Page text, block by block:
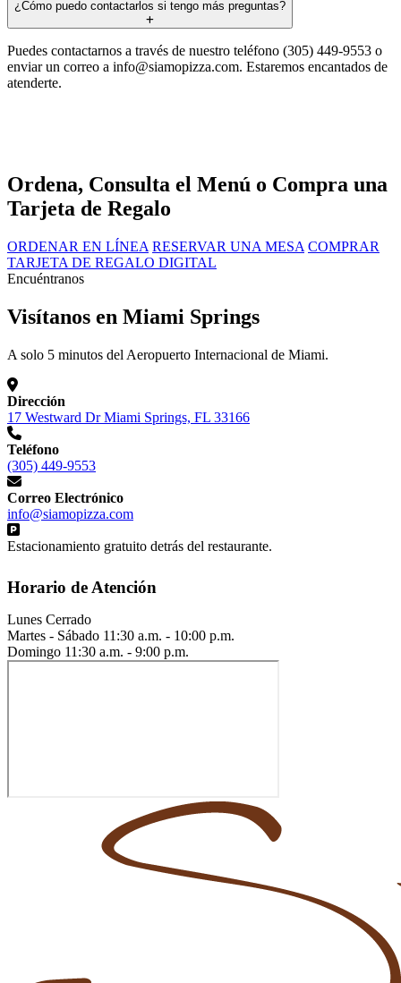
¿Cómo puedo contactarlos si tengo más preguntas?
Puedes contactarnos a través de nuestro teléfono (305) 449-9553 o
enviar un correo a info@siamopizza.com. Estaremos encantados de
atenderte.
Ordena, Consulta el Menú o Compra una
Tarjeta de Regalo
ORDENAR EN LÍNEA RESERVAR UNA MESA COMPRAR
TARJETA DE REGALO DIGITAL
Encuéntranos
Visítanos en Miami Springs
A solo 5 minutos del Aeropuerto Internacional de Miami.
Dirección
17 Westward Dr Miami Springs, FL 33166
Teléfono
(305) 449-9553
Correo Electrónico
info@siamopizza.com
Estacionamiento gratuito detrás del restaurante.
Horario de Atención
Lunes Cerrado
Martes - Sábado 11:30 a.m. - 10:00 p.m.
Domingo 11:30 a.m. - 9:00 p.m.